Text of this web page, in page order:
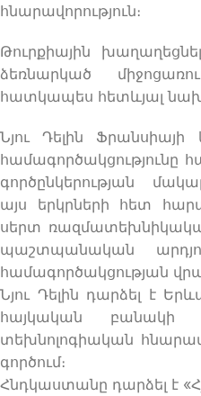
հնարավորություն։
Թուրքիային
ձեռնարկած
հատկապես հետևյալ
Նյու Դելին
համագործակցությունը
գործընկերության
այս երկրների հետ
սերտ
պաշտպանական
համագործակցության
Նյու Դելին դարձել է
հայկական
տեխնոլոգիական
գործում։
Հնդկաստանը դարձել է